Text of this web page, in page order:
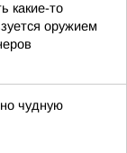
какие-то
оружием
чудную